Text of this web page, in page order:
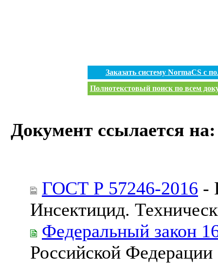
Заказать систему NormaCS с
Полнотекстовый поиск по всем
Документ ссылается на:
ГОСТ Р 57246-2016 -
Инсектицид.
Федеральный закон
Российской Федерации